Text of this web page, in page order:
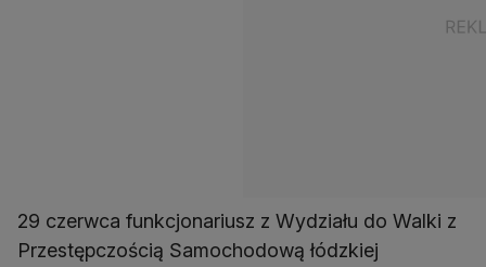
29 czerwca funkcjonariusz z Wydziału do Walki z
Przestępczością Samochodową łódzkiej